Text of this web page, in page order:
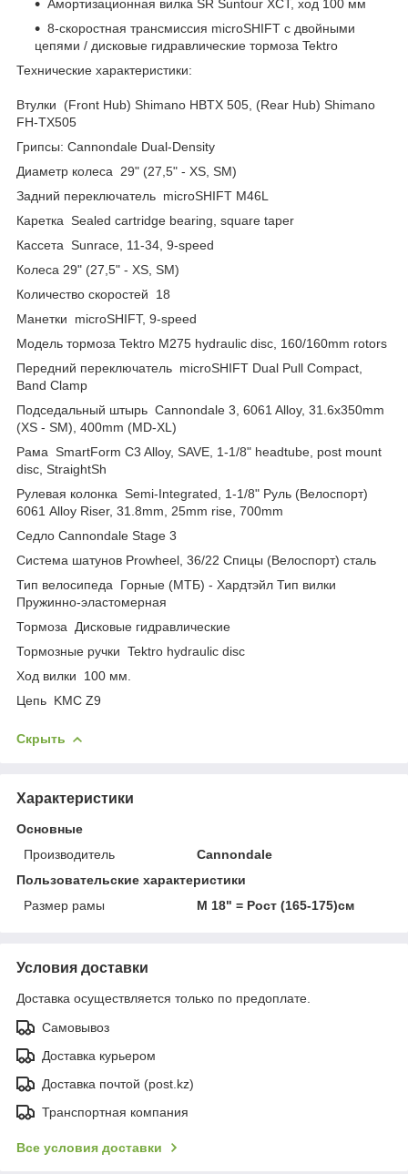
Амортизационная вилка SR Suntour XCT, ход 100 мм
8-скоростная трансмиссия microSHIFT с двойными
цепями / дисковые гидравлические тормоза Tektro
Технические характеристики:
Втулки (Front Hub) Shimano HBTX 505, (Rear Hub) Shimano
FH-TX505
Грипсы: Cannondale Dual-Density
Диаметр колеса 29" (27,5" - XS, SM)
Задний переключатель microSHIFT M46L
Каретка Sealed cartridge bearing, square taper
Кассета Sunrace, 11-34, 9-speed
Колеса 29" (27,5" - XS, SM)
Количество скоростей 18
Манетки microSHIFT, 9-speed
Модель тормоза Tektro M275 hydraulic disc, 160/160mm rotors
Передний переключатель microSHIFT Dual Pull Compact,
Band Clamp
Подседальный штырь Cannondale 3, 6061 Alloy, 31.6x350mm
(XS - SM), 400mm (MD-XL)
Рама SmartForm C3 Alloy, SAVE, 1-1/8" headtube, post mount
disc, StraightSh
Рулевая колонка Semi-Integrated, 1-1/8" Руль (Велоспорт)
6061 Alloy Riser, 31.8mm, 25mm rise, 700mm
Седло Cannondale Stage 3
Система шатунов Prowheel, 36/22 Спицы (Велоспорт) сталь
Тип велосипеда Горные (МТБ) - Хардтэйл Тип вилки
Пружинно-эластомерная
Тормоза Дисковые гидравлические
Тормозные ручки Tektro hydraulic disc
Ход вилки 100 мм.
Цепь KMC Z9
Скрыть
Характеристики
Основные
Производитель
Cannondale
Пользовательские характеристики
Размер рамы
M 18" = Рост (165-175)см
Условия доставки
Доставка осуществляется только по предоплате.
Самовывоз
Доставка курьером
Доставка почтой (post.kz)
Транспортная компания
Все условия доставки